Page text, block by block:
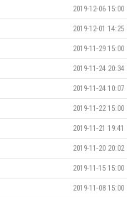
2019-12-06 15:00
2019-12-01 14:25
2019-11-29 15:00
2019-11-24 20:34
2019-11-24 10:07
2019-11-22 15:00
2019-11-21 19:41
2019-11-20 20:02
2019-11-15 15:00
2019-11-08 15:00